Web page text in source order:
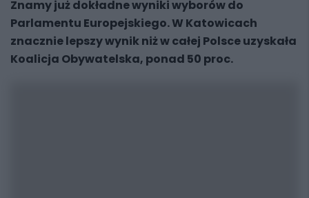
Znamy już dokładne wyniki wyborów do
Parlamentu Europejskiego. W Katowicach
znacznie lepszy wynik niż w całej Polsce uzyskała
Koalicja Obywatelska, ponad 50 proc.